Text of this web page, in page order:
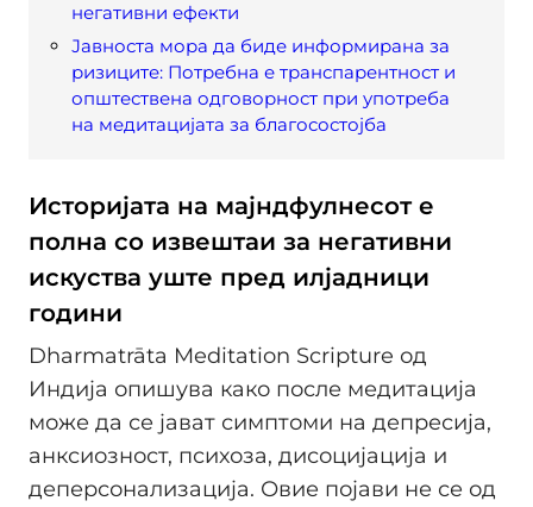
негативни ефекти
Јавноста мора да биде информирана за
ризиците: Потребна е транспарентност и
општествена одговорност при употреба
на медитацијата за благосостојба
Историјата на мајндфулнесот е
полна со извештаи за негативни
искуства уште пред илјадници
години
Dharmatrāta Meditation Scripture од
Индија опишува како после медитација
може да се јават симптоми на депресија,
анксиозност, психоза, дисоцијација и
деперсонализација. Овие појави не се од